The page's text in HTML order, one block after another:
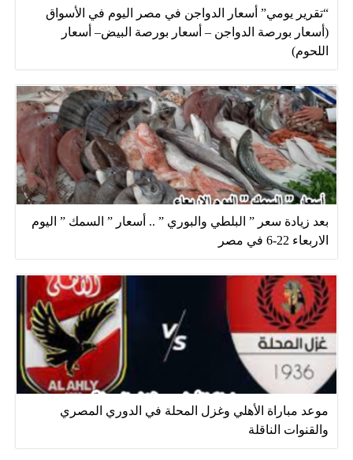
“تقرير يومي” أسعار الدواجن في مصر اليوم في الأسواق
(أسعار بورصة الدواجن – أسعار بورصة البيض– أسعار
اللحوم)
بعد زيادة سعر ” البلطي والبوري ” .. أسعار ” السمك ” اليوم
الاربعاء 22-6 في مصر
موعد مباراة الأهلي وغزل المحلة في الدوري المصري
والقنوات الناقلة